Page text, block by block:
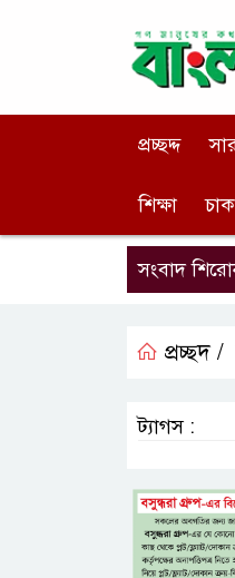
প্রচ্ছদ্দ
শিক্ষা
সংবাদ
প্রচ্ছদ /
ট্যাগস :